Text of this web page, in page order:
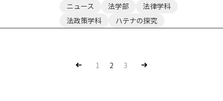
ニュース 法学部
法律学科
法政策学科
ハテナの探究
Pre 1 2 3 Nex